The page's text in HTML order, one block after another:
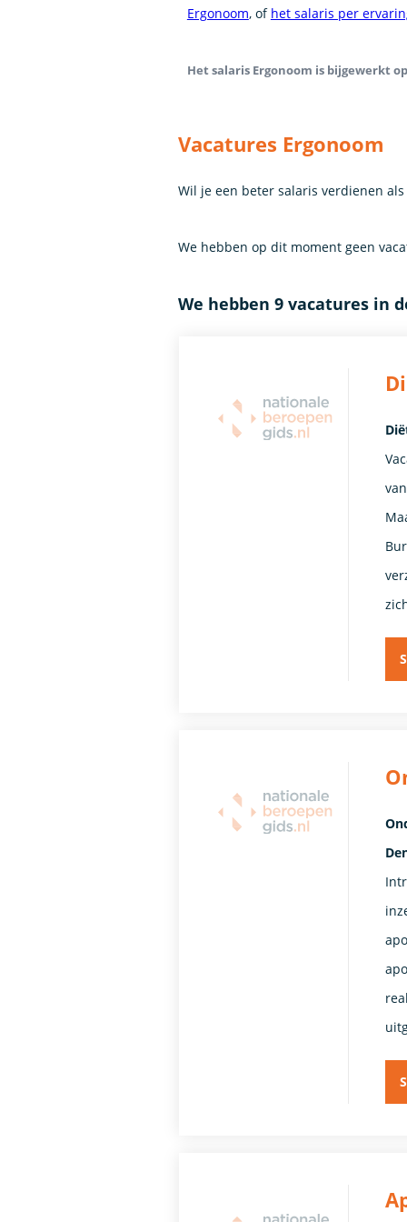
Ergonoom, of het salaris per
Het salaris Ergonoom is bijgewerkt
Vacatures Ergonoom
Wil je een beter salaris verdienen
We hebben op dit moment geen
We hebben 9 vacatures in